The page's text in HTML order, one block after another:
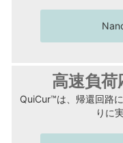
高速負
QuiCur™は、帰還回路
りに